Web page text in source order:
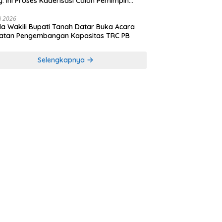
2026
Wakili Bupati Tanah Datar Buka Acara
Pengembangan Kapasitas TRC PB
Selengkapnya